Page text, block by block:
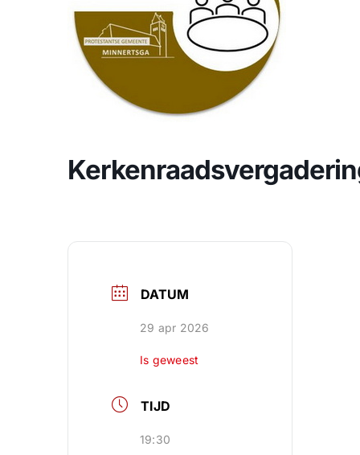
Zoeken
DATUM
29 apr 2026
Is geweest
TIJD
19:30